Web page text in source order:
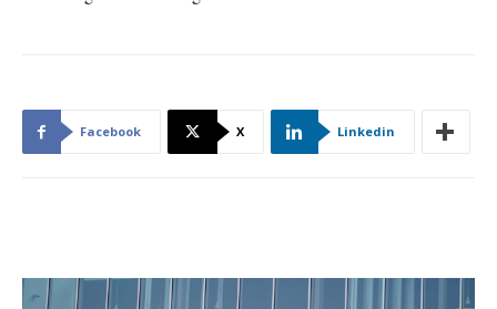
Facebook X Linkedin